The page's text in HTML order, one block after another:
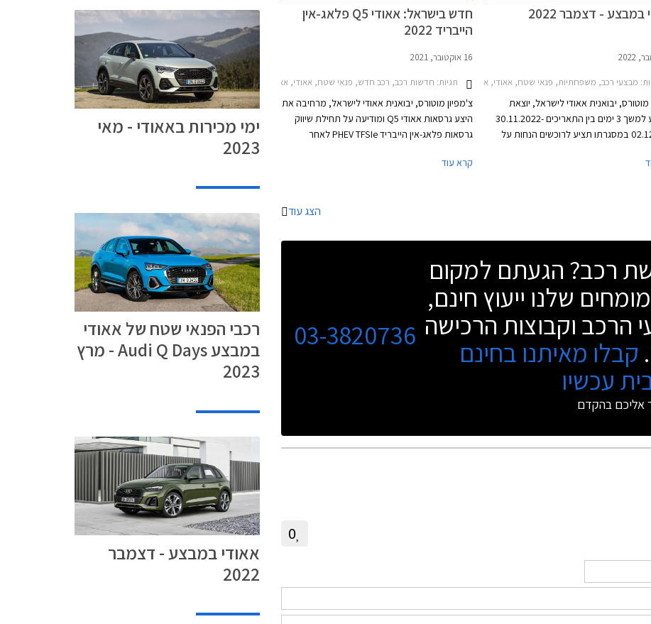
במבצע - דצמבר 2022
מבצעי רכב, משפחתיות, פנאי שטח, אאודי, אאודי Q5 2020-2024, אאודי A3 ספורטבק 2020-2024, אאודי Q3 2019-2025אאודי Q3 ספורטבק 2020-2025
מוטורס, יבואנית אאודי לישראל, יוצאת
במבצע למשך 3 ימים בין התאריכים 30.11.2022-
02.12.2022 במסגרתו תציע לרוכשים הנחות על
בישראל.
חדש בישראל: אאודי Q5 פלאג-אין
הייבריד 2022
16 אוקטובר, 2021
תגיות: חדשות רכב, רכב חדש, פנאי שטח, אאודי, אאודי Q5 2020-2024, אאודי Q5 ספורטבק 2021-2024מחירון רכב
צ'מפיון מוטורס, יבואנית אאודי לישראל, מרחיבה את
היצע גרסאות אאודי Q5 ומודיעה על תחילת שיווק
גרסאות פלאג-אין הייבריד PHEV TFSIe לאחר
ספורטבק. גרסאות אלו זמינות בשתי רמות הספק
קרא עוד
הצג עוד
רכב? הגעתם למקום
שלנו ייעוץ חינם,
הרכב וקבוצות הרכישה
קבלו מאיתנו בחינם
עכשיו
אליכם בהקדם
03-3820736
0
ימי מכירות באאודי - מאי
2023
רכבי הפנאי שטח של אאודי
במבצע Audi Q Days - מרץ
2023
אאודי במבצע - דצמבר
2022